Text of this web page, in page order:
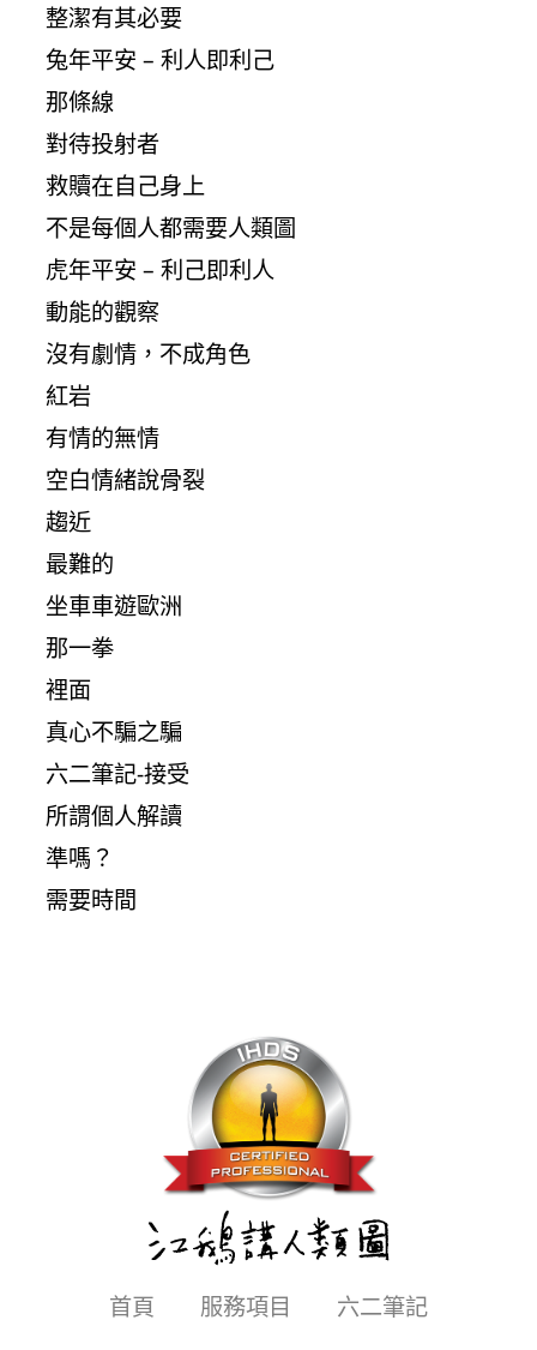
整潔有其必要
兔年平安 – 利人即利己
那條線
對待投射者
救贖在自己身上
不是每個人都需要人類圖
虎年平安 – 利己即利人
動能的觀察
沒有劇情，不成角色
紅岩
有情的無情
空白情緒說骨裂
趨近
最難的
坐車車遊歐洲
那一拳
裡面
真心不騙之騙
六二筆記-接受
所謂個人解讀
準嗎？
需要時間
首頁 服務項目
六二筆記